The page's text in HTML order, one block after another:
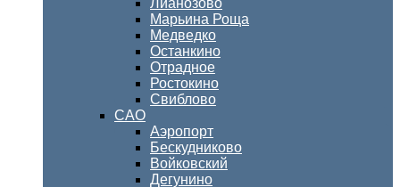
Лианозово
Марьина Роща
Медведко
Останкино
Отрадное
Ростокино
Свиблово
САО
Аэропорт
Бескудниково
Войковский
Дегунино